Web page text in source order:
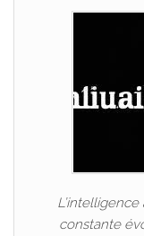
constante